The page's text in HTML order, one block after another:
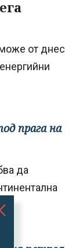
от днес
прага на
да